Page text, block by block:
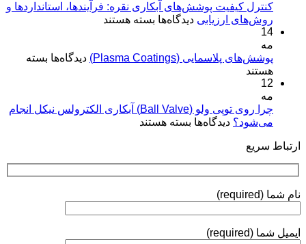
«آبکاری
الکترولس
و
کنترل کیفیت پوشش‌های آبکاری نقره: فرآیندها، استانداردها و
روش‌های ارزیابی دیدگاه‌ها برای
پوشش‌های
استانداردها
و
بسته هستند
14
مه
پوشش‌های پلاسمایی (Plasma Coatings)
دیدگاه‌ها برای
Coatings)
بسته
هستند
12
مه
چرا روی توپی‌ ولو (Ball Valve) آبکاری الکترولس نیکل انجام
می‌شود؟ دیدگاه‌ها برای
ولو
نیکل
بسته هستند
ارتباط سریع
نام شما (required)
ایمیل شما (required)